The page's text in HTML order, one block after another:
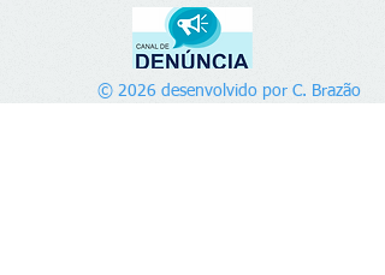
© 2026 desenvolvido por C. Brazão